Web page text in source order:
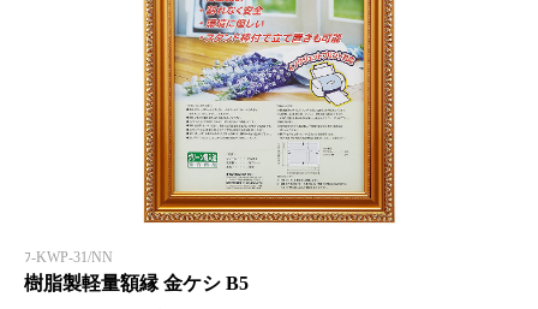
ﾌ-KWP-31/NN
樹脂製軽量額縁 金ケシ B5